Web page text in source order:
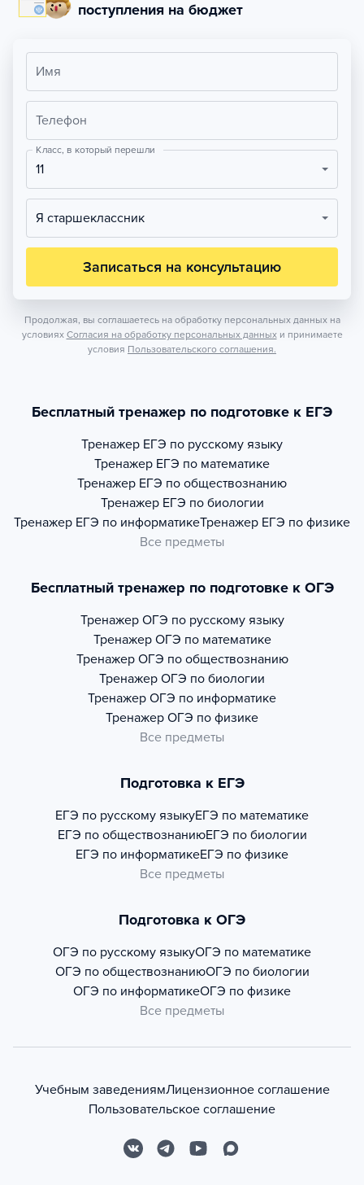
поступления на бюджет
Имя
Телефон
Класс, в который перешли
11
Я старшеклассник
Записаться на консультацию
Продолжая, вы соглашаетесь на обработку персональных данных на
условиях Согласия на обработку персональных данных и принимаете
условия Пользовательского соглашения.
Бесплатный тренажер по подготовке к ЕГЭ
Тренажер ЕГЭ по русскому языку
Тренажер ЕГЭ по математике
Тренажер ЕГЭ по обществознанию
Тренажер ЕГЭ по биологии
Тренажер ЕГЭ по информатикеТренажер ЕГЭ по физике
Все предметы
Бесплатный тренажер по подготовке к ОГЭ
Тренажер ОГЭ по русскому языку
Тренажер ОГЭ по математике
Тренажер ОГЭ по обществознанию
Тренажер ОГЭ по биологии
Тренажер ОГЭ по информатике
Тренажер ОГЭ по физике
Все предметы
Подготовка к ЕГЭ
ЕГЭ по русскому языкуЕГЭ по математике
ЕГЭ по обществознаниюЕГЭ по биологии
ЕГЭ по информатикеЕГЭ по физике
Все предметы
Подготовка к ОГЭ
ОГЭ по русскому языкуОГЭ по математике
ОГЭ по обществознаниюОГЭ по биологии
ОГЭ по информатикеОГЭ по физике
Все предметы
Учебным заведениямЛицензионное соглашение
Пользовательское соглашение